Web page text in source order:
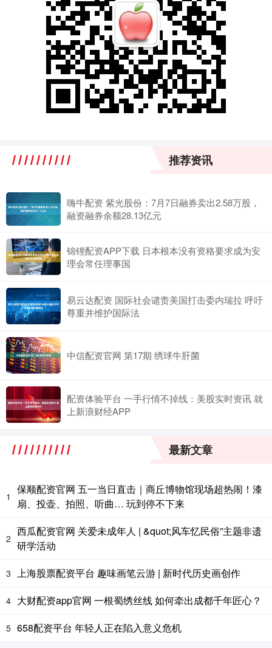
推荐资讯
嗨牛配资 紫光股份：7月7日融券卖出2.58万股，
融资融券余额28.13亿元
锦锂配资APP下载 日本根本没有资格要求成为安
理会常任理事国
易云达配资 国际社会谴责美国打击委内瑞拉 呼吁
尊重并维护国际法
中信配资官网 第17期 绣球牛肝菌
配资体验平台 一手行情不掉线：美股实时资讯 就
上新浪财经APP
最新文章
1
保顺配资官网 五一当日直击｜商丘博物馆现场超热闹！漆
扇、投壶、拍照、听曲… 玩到停不下来
2
西瓜配资官网 关爱未成年人 | &quot;风车忆民俗”主题非遗
研学活动
3 上海股票配资平台 趣味画笔云游 | 新时代历史画创作
4 大财配资app官网 一根蜀绣丝线 如何牵出成都千年匠心？
5 658配资平台 年轻人正在陷入意义危机